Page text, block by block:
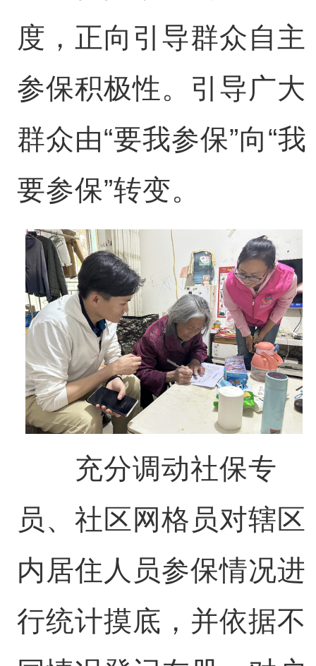
度，正向引导群众自主
参保积极性。引导广大
群众由“要我参保”向“我
要参保”转变。
充分调动社保专
员、社区网格员对辖区
内居住人员参保情况进
行统计摸底，并依据不